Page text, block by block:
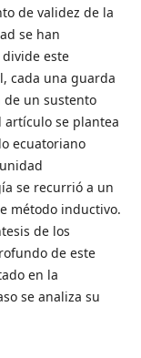
de validez de la
se han
este
cada una guarda
un sustento
se plantea
ecuatoriano
se recurrió a un
método inductivo.
de los
de este
en la
se analiza su